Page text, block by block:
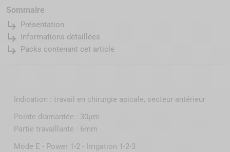
Sommaire
subdirectory_arrow_right Présentation
subdirectory_arrow_right Informations détaillées
subdirectory_arrow_right Packs contenant cet article
Indication : travail en chirurgie apicale, secteur antérieur
Pointe diamantée : 30µm
Partie travaillante : 6mm
Mode E - Power 1-2 - Irrigation 1-2-3